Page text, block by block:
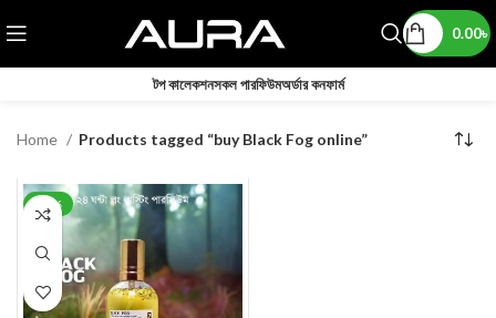
0.00৳
টপ কালেকশনসকল পারফিউমঅর্ডার কনফার্ম
Home Products tagged “buy Black Fog online”
-27%